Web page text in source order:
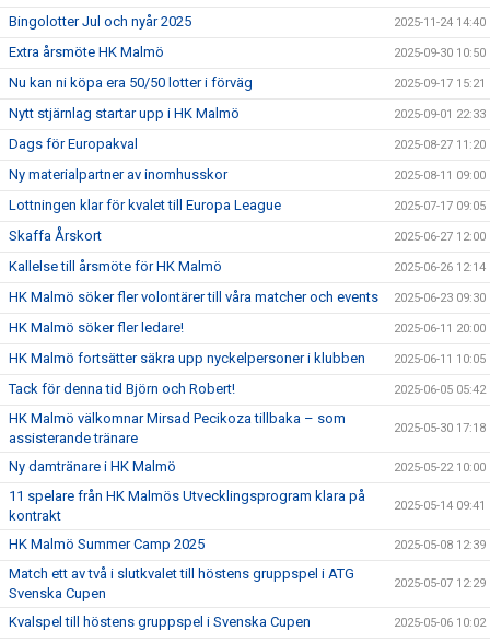
Bingolotter Jul och nyår 2025 2025-11-24 14:40
Extra årsmöte HK Malmö 2025-09-30 10:50
Nu kan ni köpa era 50/50 lotter i förväg 2025-09-17 15:21
Nytt stjärnlag startar upp i HK Malmö 2025-09-01 22:33
Dags för Europakval 2025-08-27 11:20
Ny materialpartner av inomhusskor 2025-08-11 09:00
Lottningen klar för kvalet till Europa League 2025-07-17 09:05
Skaffa Årskort 2025-06-27 12:00
Kallelse till årsmöte för HK Malmö 2025-06-26 12:14
HK Malmö söker fler volontärer till våra matcher och events 2025-06-23 09:30
HK Malmö söker fler ledare! 2025-06-11 20:00
HK Malmö fortsätter säkra upp nyckelpersoner i klubben 2025-06-11 10:05
Tack för denna tid Björn och Robert! 2025-06-05 05:42
HK Malmö välkomnar Mirsad Pecikoza tillbaka – som
assisterande tränare
2025-05-30 17:18
Ny damtränare i HK Malmö 2025-05-22 10:00
11 spelare från HK Malmös Utvecklingsprogram klara på
kontrakt
2025-05-14 09:41
HK Malmö Summer Camp 2025 2025-05-08 12:39
Match ett av två i slutkvalet till höstens gruppspel i ATG
Svenska Cupen
2025-05-07 12:29
Kvalspel till höstens gruppspel i Svenska Cupen 2025-05-06 10:02